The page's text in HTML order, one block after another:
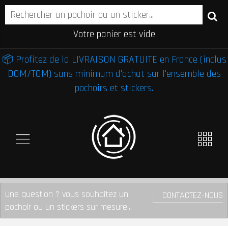
Votre panier est vide
📦 Profitez de la LIVRAISON GRATUITE en France (inclus
DOM/TOM) sans minimum d'achat sur l'ensemble des
pochoirs et stickers.
CONTACTEZ-NOUS
Une question ? vous souhaitez un
pochoir ou un stickers sur mesure...